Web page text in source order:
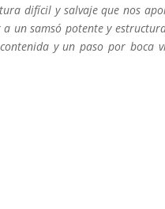
difícil y salvaje que nos
un samsó potente y
y un paso por boca